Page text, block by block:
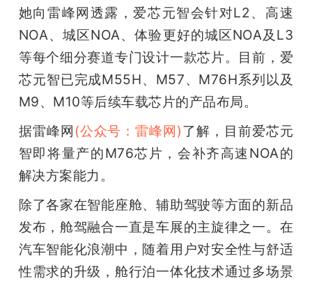
她向雷峰网透露，爱芯元智会针对L2、高速
NOA、城区NOA、体验更好的城区NOA及L3
等每个细分赛道专门设计一款芯片。目前，爱
芯元智已完成M55H、M57、M76H系列以及
M9、M10等后续车载芯片的产品布局。
据雷峰网 (公众号：雷峰网)了解，目前爱芯元
智即将量产的M76芯片，会补齐高速NOA的
解决方案能力。
除了各家在智能座舱、辅助驾驶等方面的新品
发布，舱驾融合一直是车展的主旋律之一。在
汽车智能化浪潮中，随着用户对安全性与舒适
性需求的升级，舱行泊一体化技术通过多场景